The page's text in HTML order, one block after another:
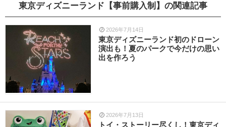
東京ディズニーランド【事前購入制】の関連記事
2026年7月14日
東京ディズニーランド初のドローン
演出も！夏のパークで今だけの思い
出を作ろう
2026年7月13日
トイ・ストーリー尽くし！東京ディ